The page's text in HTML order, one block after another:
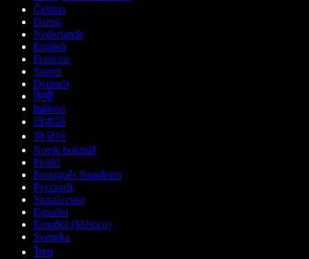
Čeština
Dansk
Nederlands
English
Français
Suomi
Deutsch
हिन्दी
Italiano
日本語
한국어
Norsk bokmål
Polski
Português Brasileiro
Русский
Українська
Español
Español (México)
Svenska
ไทย